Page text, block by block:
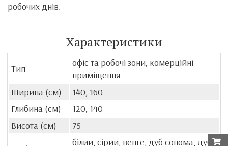
робочих днів.
Характеристики
Тип
офіс та робочі зони, комерційні
приміщення
Ширина (см)
140, 160
Глибина (см)
120, 140
Висота (см)
75
білий, сірий, венге, дуб сонома, дуб